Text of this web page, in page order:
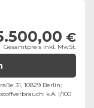
€
Gesamtpreis inkl. MwSt.
31, 10829 Berlin;
k.A. l/100